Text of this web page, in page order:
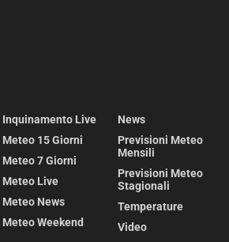
Inquinamento Live
Meteo 15 Giorni
Meteo 7 Giorni
Meteo Live
Meteo News
Meteo Weekend
News
Previsioni Meteo
Mensili
Previsioni Meteo
Stagionali
Temperature
Video